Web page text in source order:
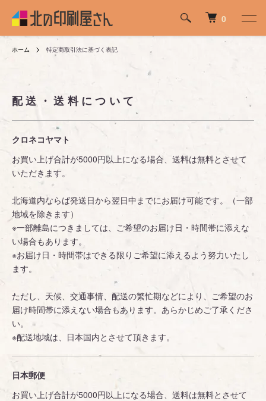
0
ホーム 特定商取引法に基づく表記
配送・送料について
クロネコヤマト
お買い上げ合計が5000円以上になる場合、送料は無料とさせて
いただきます。
北海道内ならば発送日から翌日中までにお届け可能です。（一部
地域を除きます）
※一部離島につきましては、ご希望のお届け日・時間帯に添えな
い場合もあります。
※お届け日・時間帯はできる限りご希望に添えるよう努力いたし
ます。
ただし、天候、交通事情、配送の繁忙期などにより、ご希望のお
届け時間帯に添えない場合もあります。あらかじめご了承くださ
い。
※配送地域は、日本国内とさせて頂きます。
日本郵便
お買い上げ合計が5000円以上になる場合、送料は無料とさせて